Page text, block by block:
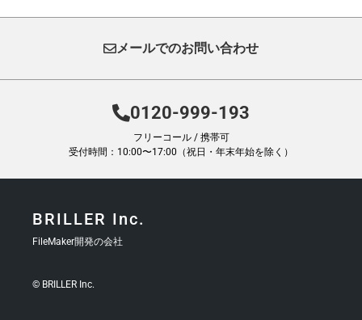
メールでのお問い合わせ
0120-999-193
フリーコール / 携帯可
受付時間：10:00〜17:00（祝日・年末年始を除く）
BRILLER Inc.
FileMaker開発の会社
© BRILLER Inc.